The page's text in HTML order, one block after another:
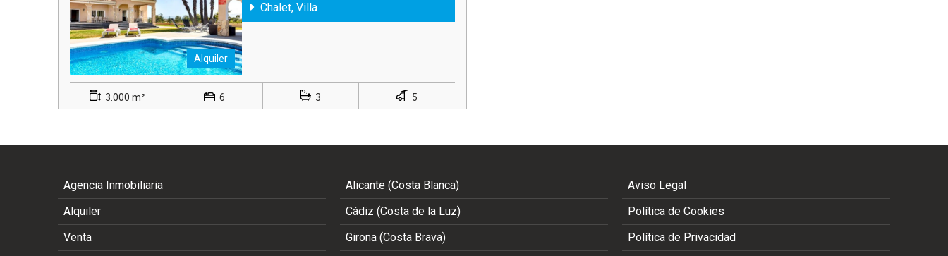
Alquiler
Chalet, Villa
3.000 m² 6 3 5
Agencia Inmobiliaria
Alquiler
Venta
Alicante (Costa Blanca)
Cádiz (Costa de la Luz)
Girona (Costa Brava)
Aviso Legal
Política de Cookies
Política de Privacidad